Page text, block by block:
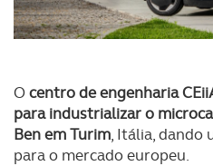
Ocentro de engenharia
para industrializar o
Ben em Turim, Itália, dando
para o mercado europeu.